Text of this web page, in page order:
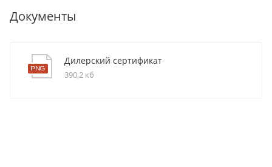
Документы
Дилерский сертификат
390,2 кб